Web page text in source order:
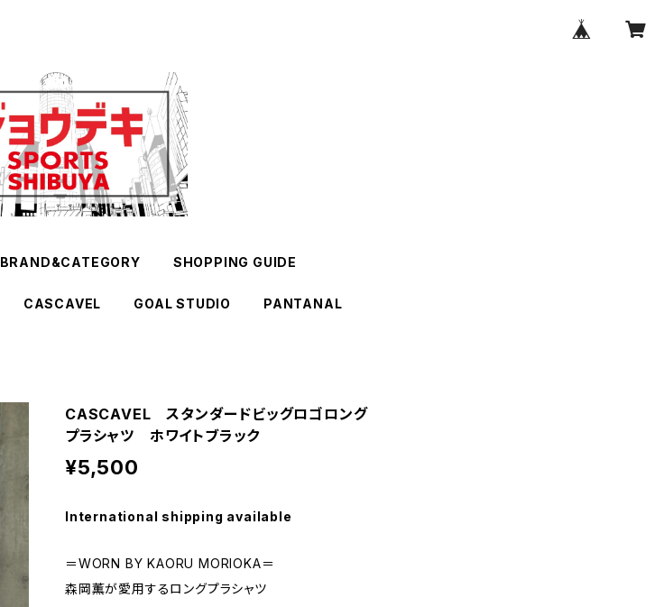
BRAND&CATEGORY SHOPPING GUIDE
CASCAVEL GOAL STUDIO PANTANAL
CASCAVEL スタンダードビッグロゴロング
プラシャツ ホワイトブラック
¥5,500
International shipping available
＝WORN BY KAORU MORIOKA＝
森岡薫が愛用するロングプラシャツ